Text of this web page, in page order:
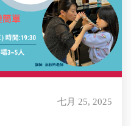
七月 25, 2025